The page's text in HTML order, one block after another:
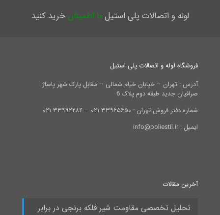
لوله و اتصالات پلی استیل با اطمینانخرید کنید
فروشگاه لوله و اتصالات پلی استیل
آدرس : تهران – خیابان خیام شمالی – مقابل پارک شهر پاساژ
صرافیان جدید طبقه دوم پلاک 6
شماره دفتر فروش تهران : ۳۳۹۶۵۶۵۰ ۰۲۱ – ۳۳۹۹۲۲۸۴ ۰۲۱
ایمیل : info@poliestil.ir
آخرین مقالات
تحلیل تخصصی مقاومت شیر فلکه برنجی در برابر